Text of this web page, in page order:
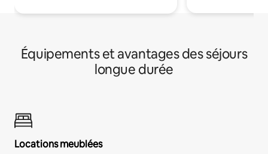
Équipements et avantages des séjours
longue durée
Locations meublées